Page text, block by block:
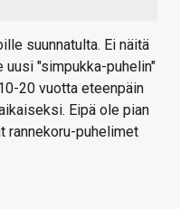
suunnatulta. Ei näitä
uusi "simpukka-puhelin"
20 vuotta eteenpäin
Eipä ole pian
rannekoru-puhelimet